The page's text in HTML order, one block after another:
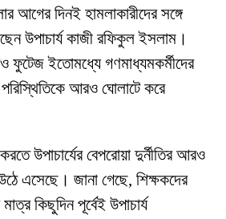
আগের দিনই হামলাকারীদের সঙ্গে
উপাচার্য কাজী রফিকুল ইসলাম।
ফুটেজ ইতোমধ্যে গণমাধ্যমকর্মীদের
আরও ঘোলাটে করে
করতে উপাচার্যের বেপরোয়া দুর্নীতির আরও
এসেছে। জানা গেছে, শিক্ষকদের
কিছুদিন পূর্বেই উপাচার্য